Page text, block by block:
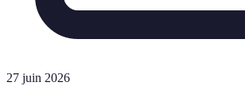
27 juin 2026